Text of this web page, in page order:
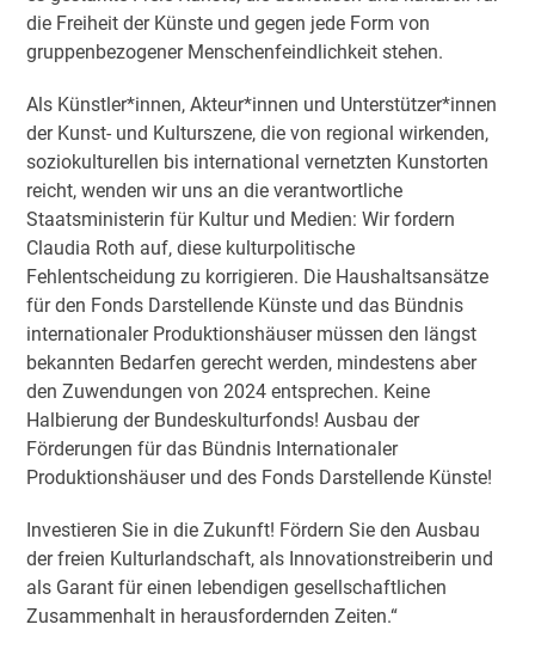
die Freiheit der Künste und gegen jede Form von
gruppenbezogener Menschenfeindlichkeit stehen.
Als Künstler*innen, Akteur*innen und Unterstützer*innen
der Kunst- und Kulturszene, die von regional wirkenden,
soziokulturellen bis international vernetzten Kunstorten
reicht, wenden wir uns an die verantwortliche
Staatsministerin für Kultur und Medien: Wir fordern
Claudia Roth auf, diese kulturpolitische
Fehlentscheidung zu korrigieren. Die Haushaltsansätze
für den Fonds Darstellende Künste und das Bündnis
internationaler Produktionshäuser müssen den längst
bekannten Bedarfen gerecht werden, mindestens aber
den Zuwendungen von 2024 entsprechen. Keine
Halbierung der Bundeskulturfonds! Ausbau der
Förderungen für das Bündnis Internationaler
Produktionshäuser und des Fonds Darstellende Künste!
Investieren Sie in die Zukunft! Fördern Sie den Ausbau
der freien Kulturlandschaft, als Innovationstreiberin und
als Garant für einen lebendigen gesellschaftlichen
Zusammenhalt in herausfordernden Zeiten.“